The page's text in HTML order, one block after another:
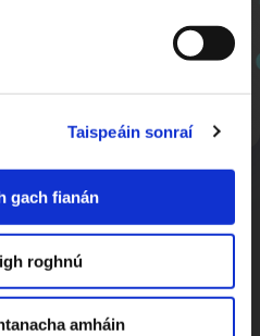
Taispeáin sonraí
gach fianán
roghnú
amháin